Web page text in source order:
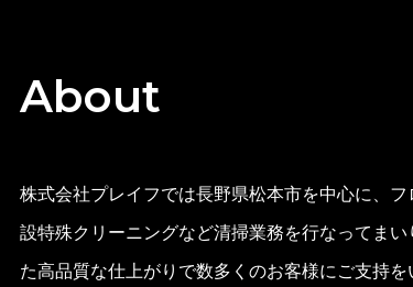
About
株式会社プレイフでは長野県松本市を中心に、
設特殊クリーニングなど清掃業務を行なってまい
た高品質な仕上がりで数多くのお客様にご支持